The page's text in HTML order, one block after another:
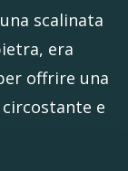
scalinata
era
offrire una
e